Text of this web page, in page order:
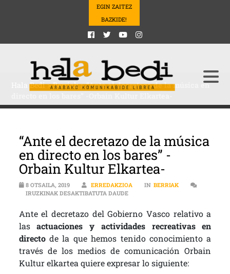
EGIN ZAITEZ
BAZKIDE!
Hala Bedi>Berriak>“Ante el decretazo de la música en
“Ante el decretazo de la música
en directo en los bares” -
Orbain Kultur Elkartea-
8 OTSAILA, 2019 ERREDAKZIOA IN BERRIAK
IRUZKINAK DESAKTIBATUTA DAUDE“ANTE EL DECRETAZO DE LA
Ante el decretazo del Gobierno Vasco relativo a
lasactuaciones y actividades recreativas en
directode la que hemos tenido conocimiento a
través de los medios de comunicación Orbain
Kultur elkartea quiere expresar lo siguiente: